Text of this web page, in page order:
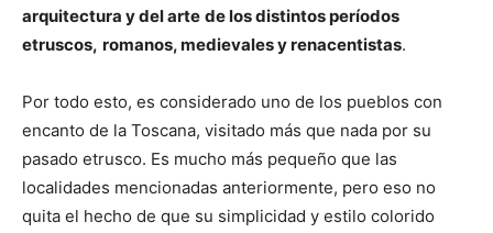
arquitectura y del arte de los distintos períodos
etruscos, romanos, medievales y renacentistas.
Por todo esto, es considerado uno de los pueblos con
encanto de la Toscana, visitado más que nada por su
pasado etrusco. Es mucho más pequeño que las
localidades mencionadas anteriormente, pero eso no
quita el hecho de que su simplicidad y estilo colorido